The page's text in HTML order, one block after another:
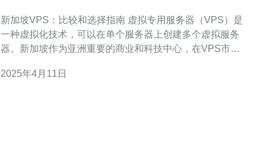
新加坡VPS：比较和选择指南 虚拟专用服务器（VPS）是
一种虚拟化技术，可以在单个服务器上创建多个虚拟服务
器。新加坡作为亚洲重要的商业和科技中心，在VPS市场
较和选择指南，帮助您找到最适合您需求的VPS服务。 以
2025年4月11日